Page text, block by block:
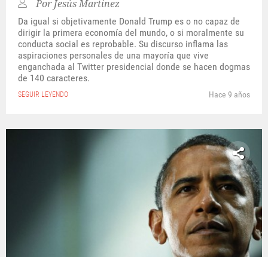
Por Jesús Martínez
Da igual si objetivamente Donald Trump es o no capaz de
dirigir la primera economía del mundo, o si moralmente su
conducta social es reprobable. Su discurso inflama las
aspiraciones personales de una mayoría que vive
enganchada al Twitter presidencial donde se hacen dogmas
de 140 caracteres.
SEGUIR LEYENDO Hace 9 años